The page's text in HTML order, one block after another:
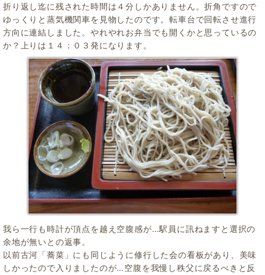
折り返し迄に残された時間は４分しかありません。折角ですので
ゆっくりと蒸気機関車を見物したのです。転車台で回転させ進行
方向に連結しました。やれやれお弁当でも開くかと思っているの
か？上りは１４：０３発になります。
我ら一行も時計が頂点を越え空腹感が…駅員に訊ねますと選択の
余地が無いとの返事。
以前古河「蕎菜」にも同じように修行した会の看板があり、美味
しかったので入りましたのが…空腹を我慢し秩父に戻るべきと反